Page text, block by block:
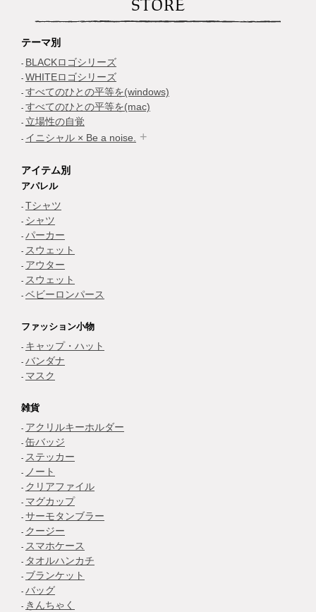
STORE
テーマ別
BLACKロゴシリーズ
WHITEロゴシリーズ
すべてのひとの平等を(windows)
すべてのひとの平等を(mac)
立場性の自覚
イニシャル × Be a noise.
アイテム別
アパレル
Tシャツ
シャツ
パーカー
スウェット
アウター
スウェット
ベビーロンパース
ファッション小物
キャップ・ハット
バンダナ
マスク
雑貨
アクリルキーホルダー
缶バッジ
ステッカー
ノート
クリアファイル
マグカップ
サーモタンブラー
クージー
スマホケース
タオルハンカチ
ブランケット
バッグ
きんちゃく